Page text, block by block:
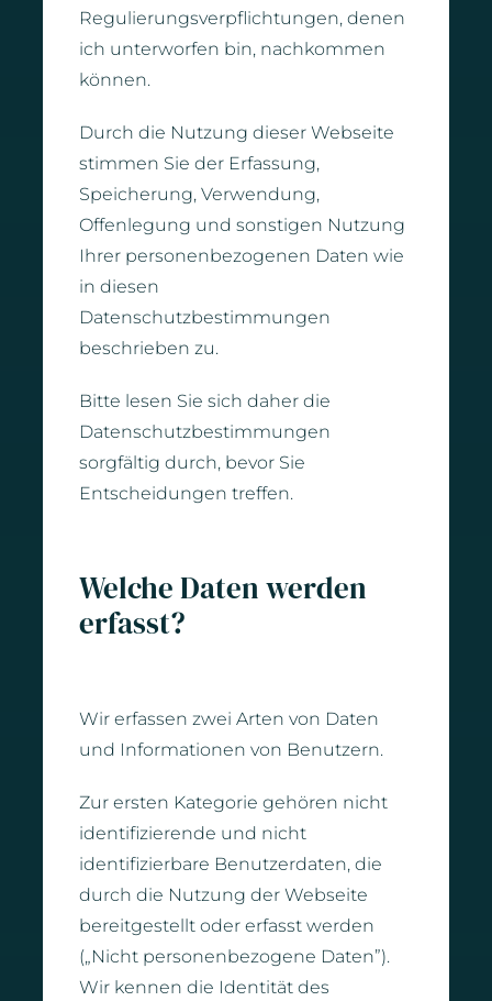
Regulierungsverpflichtungen, denen
ich unterworfen bin, nachkommen
können.
Durch die Nutzung dieser Webseite
stimmen Sie der Erfassung,
Speicherung, Verwendung,
Offenlegung und sonstigen Nutzung
Ihrer personenbezogenen Daten wie
in diesen
Datenschutzbestimmungen
beschrieben zu.
Bitte lesen Sie sich daher die
Datenschutzbestimmungen
sorgfältig durch, bevor Sie
Entscheidungen treffen.
Welche Daten werden
erfasst?
Wir erfassen zwei Arten von Daten
und Informationen von Benutzern.
Zur ersten Kategorie gehören nicht
identifizierende und nicht
identifizierbare Benutzerdaten, die
durch die Nutzung der Webseite
bereitgestellt oder erfasst werden
(„Nicht personenbezogene Daten”).
Wir kennen die Identität des